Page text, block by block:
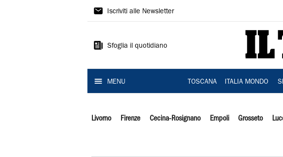
Il
Iscriviti alle Newsletter
Sfoglia il quotidiano
MENU TOSCANA ITALIA MONDO
Livorno Firenze Cecina-Rosignano Empoli Grosseto